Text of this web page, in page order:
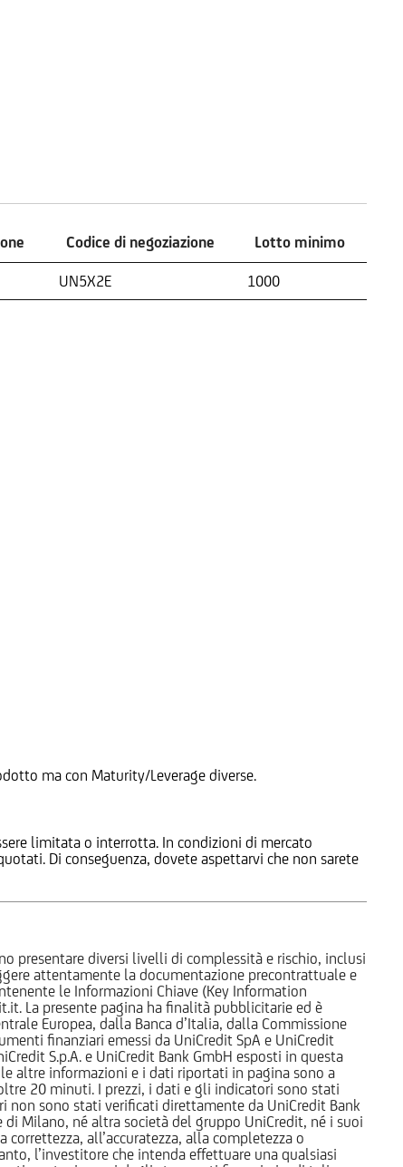
Codice di negoziazione
Lotto minimo
Codice di negoziazione Lotto minimo
UN5X2E 1000
ma con Maturity/Leverage diverse.
limitata o interrotta. In condizioni di mercato
Di conseguenza, dovete aspettarvi che non sarete
presentare diversi livelli di complessità e rischio, inclusi
attentamente la documentazione precontrattuale e
le Informazioni Chiave (Key Information
La presente pagina ha finalità pubblicitarie ed è
Europea, dalla Banca d’Italia, dalla Commissione
finanziari emessi da UniCredit SpA e UniCredit
S.p.A. e UniCredit Bank GmbH esposti in questa
altre informazioni e i dati riportati in pagina sono a
20 minuti. I prezzi, i dati e gli indicatori sono stati
sono stati verificati direttamente da UniCredit Bank
Milano, né altra società del gruppo UniCredit, né i suoi
all’accuratezza, alla completezza o
l’investitore che intenda effettuare una qualsiasi